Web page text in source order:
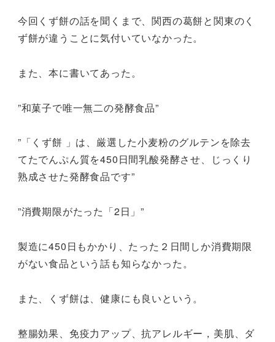
今回くず餅の話を聞くまで、関西の葛餅と関東のく
ず餅が違うことに気付いていなかった。
また、本に書いてあった。
”和菓子で唯一無二の発酵食品”
”「くず餅 」は、厳選した小麦粉のグルテンを除去
てたでんぷん質を450日間乳酸発酵させ、じっくり
熟成させた発酵食品です”
”消費期限がたった「2日」”
製造に450日もかかり、たった２日間しか消費期限
がない食品という話も知らなかった。
また、くず餅は、健康にも良いという。
整腸効果、免疫力アップ、抗アレルギー，美肌、ダ